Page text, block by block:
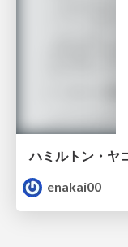
ハミルトン・ヤ
enakai00